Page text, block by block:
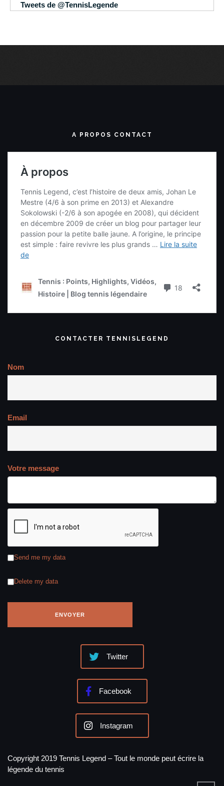
Tweets de @TennisLegende
A PROPOS CONTACT
CONTACTER TENNISLEGEND
Nom
Email
Votre message
Send me my data
Delete my data
Twitter
Facebook
Instagram
Copyright 2019 Tennis Legend – Tout le monde peut écrire la
légende du tennis